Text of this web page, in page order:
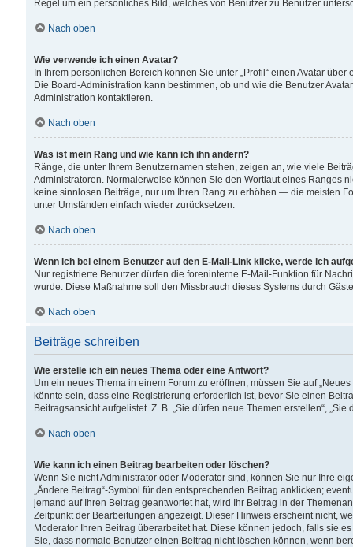
Regel um ein persönliches Bild, welches von Benutzer zu Benutzer
Nach oben
Wie verwende ich einen Avatar?
In Ihrem persönlichen Bereich können Sie unter „Profil“ einen Avatar
Die Board-Administration kann bestimmen, ob und wie die Benutzer
Administration kontaktieren.
Nach oben
Was ist mein Rang und wie kann ich ihn ändern?
Ränge, die unter Ihrem Benutzernamen stehen, zeigen an, wie viele
Administratoren. Normalerweise können Sie den Wortlaut eines Ranges
keine sinnlosen Beiträge, nur um Ihren Rang zu erhöhen — die meisten
unter Umständen einfach wieder zurücksetzen.
Nach oben
Wenn ich bei einem Benutzer auf den E-Mail-Link klicke, werde ich
Nur registrierte Benutzer dürfen die foreninterne E-Mail-Funktion für
wurde. Diese Maßnahme soll den Missbrauch dieses Systems durch
Nach oben
Beiträge schreiben
Wie erstelle ich ein neues Thema oder eine Antwort?
Um ein neues Thema in einem Forum zu eröffnen, müssen Sie auf
könnte sein, dass eine Registrierung erforderlich ist, bevor Sie einen
Beitragsansicht aufgelistet. Z. B. „Sie dürfen neue Themen erstellen“,
Nach oben
Wie kann ich einen Beitrag bearbeiten oder löschen?
Wenn Sie nicht Administrator oder Moderator sind, können Sie nur Ihre
„Ändere Beitrag“-Symbol für den entsprechenden Beitrag anklicken;
jemand auf Ihren Beitrag geantwortet hat, wird Ihr Beitrag in der
Zeitpunkt der Bearbeitungen angezeigt. Dieser Hinweis erscheint nicht,
Moderator Ihren Beitrag überarbeitet hat. Diese können jedoch, falls sie
Sie, dass normale Benutzer einen Beitrag nicht löschen können, wenn